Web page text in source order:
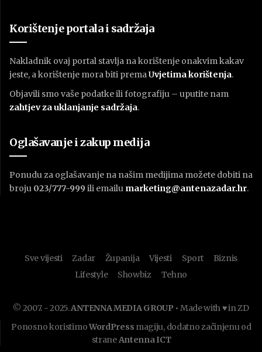
Korištenje portala i sadržaja
Nakladnik ovaj portal stavlja na korištenje onakvim kakav
jeste, a korištenje mora biti premaUvjetima korištenja.
Objavili smo vaše podatke ili fotografiju – uputite nam
zahtjev za uklanjanje sadržaja.
Oglašavanje i zakup medija
Ponudu za oglašavanje na našim medijima možete dobiti na
broju 023/777-999 ili emailu marketing@antenazadar.hr.
Sve vijesti Zadar Županija Vijesti Sport
Biznis
Lifestyle
Showbiz Tehno
© 2007. - 2025.ANTENNA MEDIA GROUP • Made with ♥ in ZD
Ponosno koristimoWordPress magiju, dodatno začinjenu od
straneAntenna ICT